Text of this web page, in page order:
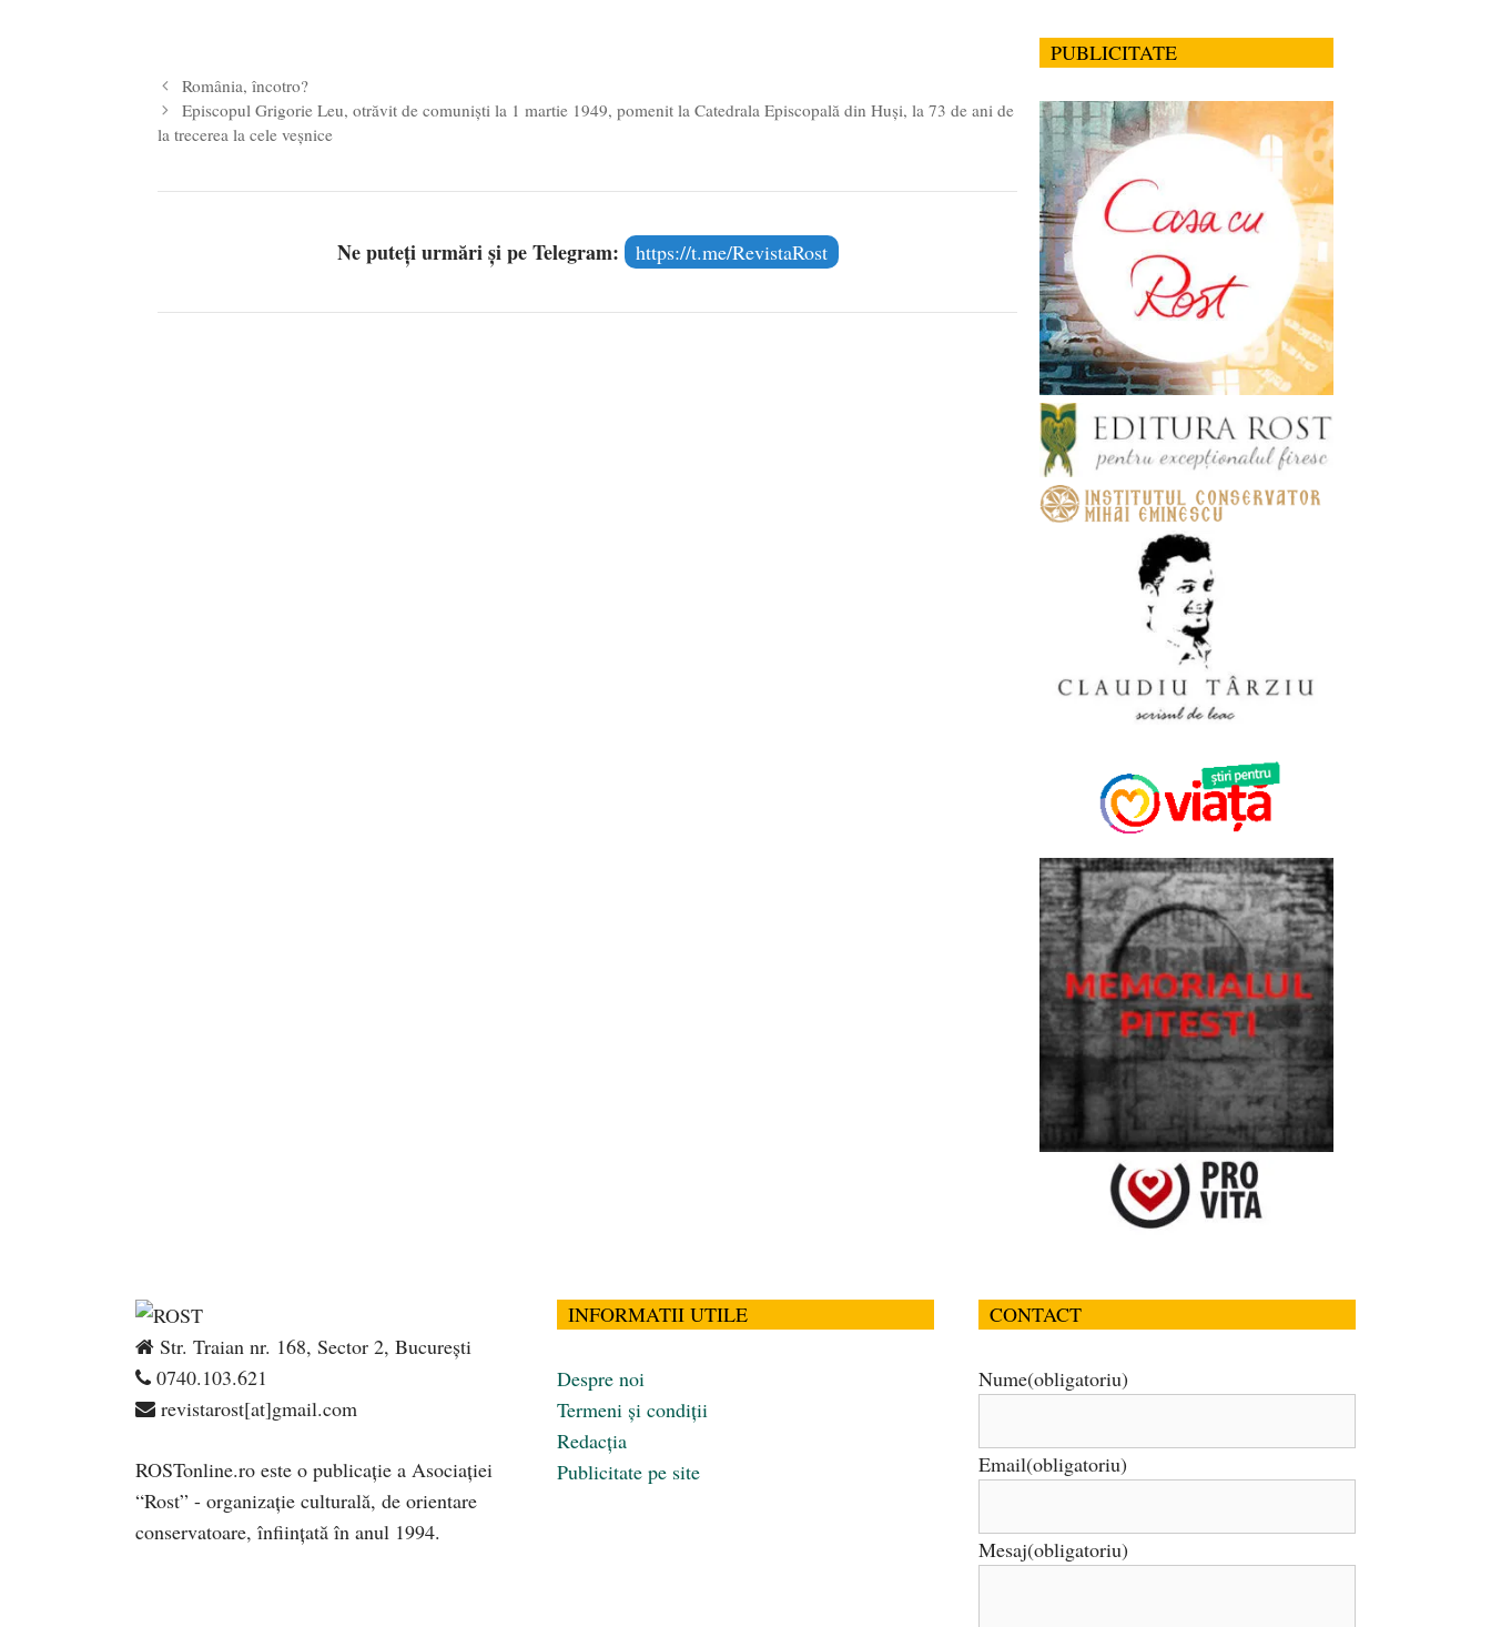
România, încotro?
Episcopul Grigorie Leu, otrăvit de comuniști la 1 martie 1949, pomenit la Catedrala Episcopală din Huși, la 73 de ani de
la trecerea la cele veșnice
Ne puteți urmări și pe Telegram: https://t.me/RevistaRost
PUBLICITATE
Str. Traian nr. 168, Sector 2, București
0740.103.621
revistarost[at]gmail.com
ROSTonline.ro este o publicaţie a Asociaţiei
“Rost” - organizaţie culturală, de orientare
conservatoare, înfiinţată în anul 1994.
INFORMATII UTILE
Despre noi
Termeni și condiții
Redacția
Publicitate pe site
CONTACT
Nume(obligatoriu)
Email(obligatoriu)
Mesaj(obligatoriu)